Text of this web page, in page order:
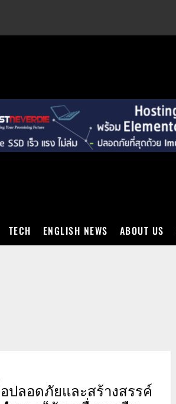
TECH ENGLISH NEWS ABOUT US
ลอดภัยและสร้างสรรค์